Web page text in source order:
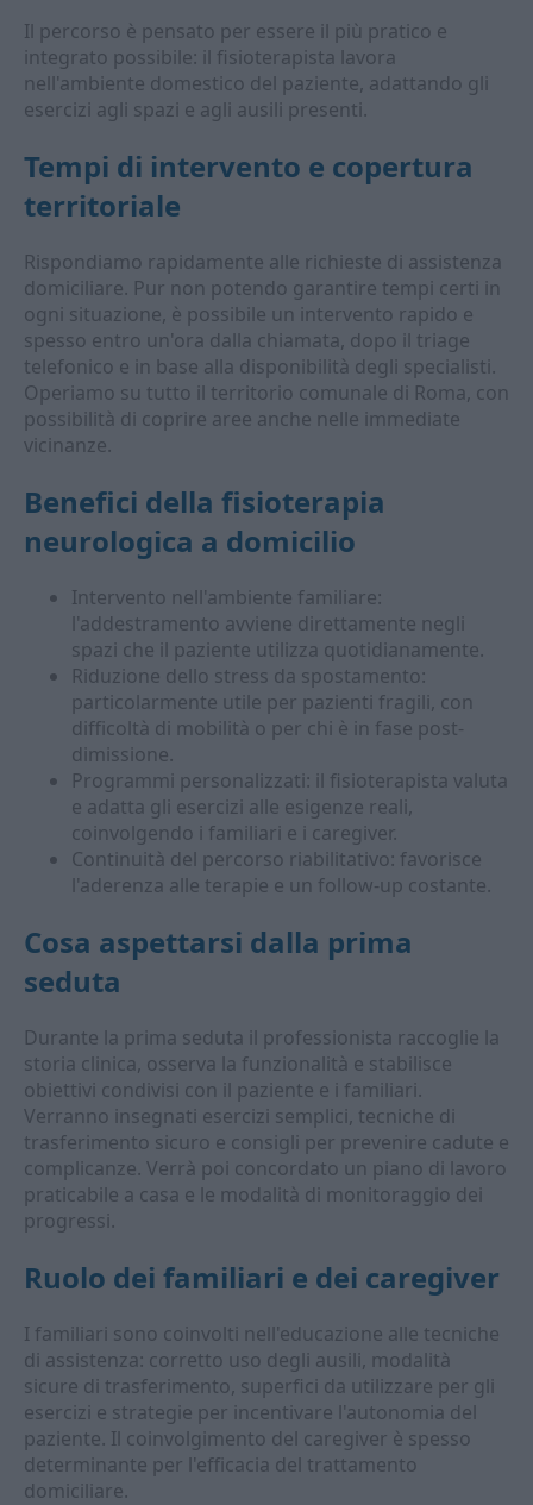
Il percorso è pensato per essere il più pratico e
integrato possibile: il fisioterapista lavora
nell'ambiente domestico del paziente, adattando gli
esercizi agli spazi e agli ausili presenti.
Tempi di intervento e copertura
territoriale
Rispondiamo rapidamente alle richieste di assistenza
domiciliare. Pur non potendo garantire tempi certi in
ogni situazione, è possibile un intervento rapido e
spesso entro un'ora dalla chiamata, dopo il triage
telefonico e in base alla disponibilità degli specialisti.
Operiamo su tutto il territorio comunale di Roma, con
possibilità di coprire aree anche nelle immediate
vicinanze.
Benefici della fisioterapia
neurologica a domicilio
Intervento nell'ambiente familiare:
l'addestramento avviene direttamente negli
spazi che il paziente utilizza quotidianamente.
Riduzione dello stress da spostamento:
particolarmente utile per pazienti fragili, con
difficoltà di mobilità o per chi è in fase post-
dimissione.
Programmi personalizzati: il fisioterapista valuta
e adatta gli esercizi alle esigenze reali,
coinvolgendo i familiari e i caregiver.
Continuità del percorso riabilitativo: favorisce
l'aderenza alle terapie e un follow-up costante.
Cosa aspettarsi dalla prima
seduta
Durante la prima seduta il professionista raccoglie la
storia clinica, osserva la funzionalità e stabilisce
obiettivi condivisi con il paziente e i familiari.
Verranno insegnati esercizi semplici, tecniche di
trasferimento sicuro e consigli per prevenire cadute e
complicanze. Verrà poi concordato un piano di lavoro
praticabile a casa e le modalità di monitoraggio dei
progressi.
Ruolo dei familiari e dei caregiver
I familiari sono coinvolti nell'educazione alle tecniche
di assistenza: corretto uso degli ausili, modalità
sicure di trasferimento, superfici da utilizzare per gli
esercizi e strategie per incentivare l'autonomia del
paziente. Il coinvolgimento del caregiver è spesso
determinante per l'efficacia del trattamento
domiciliare.